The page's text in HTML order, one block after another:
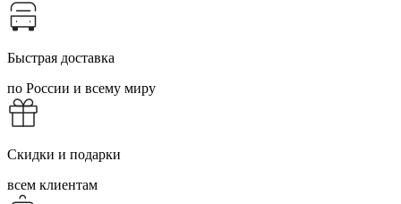
Быстрая доставка
по России и всему миру
Скидки и подарки
всем клиентам